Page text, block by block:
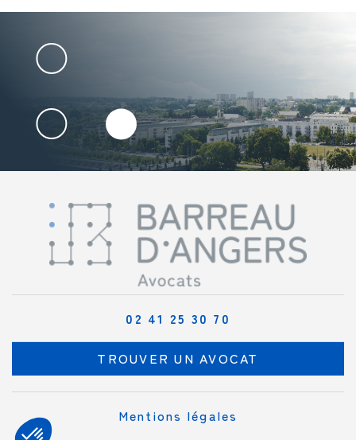
02 41 25 30 70
TROUVER UN AVOCAT
Mentions légales